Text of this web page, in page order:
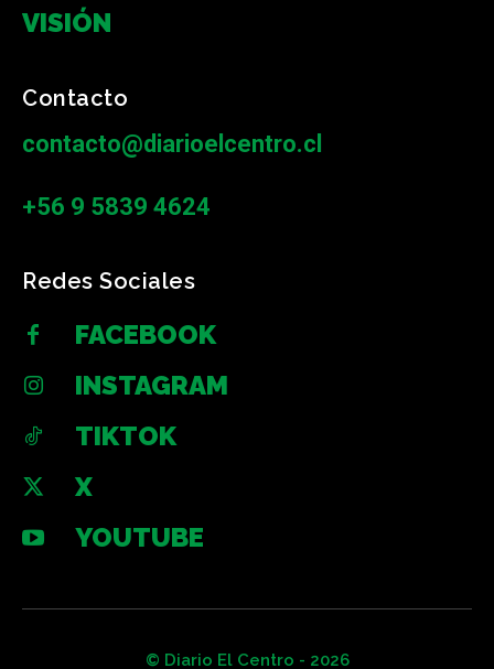
VISIÓN
Contacto
contacto@diarioelcentro.cl
+56 9 5839 4624
Redes Sociales
FACEBOOK
INSTAGRAM
TIKTOK
X
YOUTUBE
© Diario El Centro - 2026